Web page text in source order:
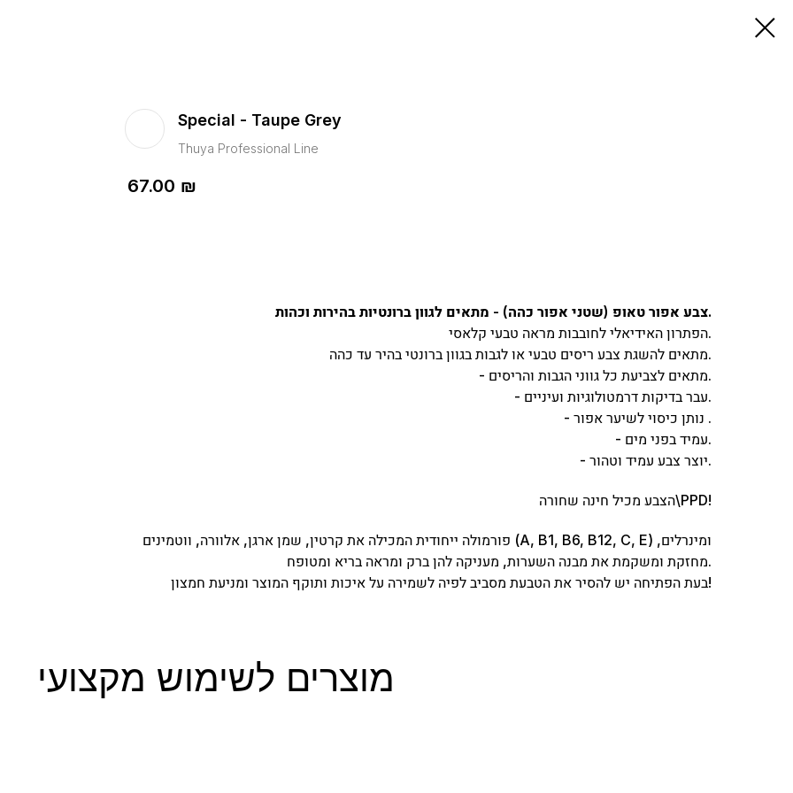
Special - Taupe Grey
Thuya Professional Line
67.00 ₪
צבע אפור טאופ (שטני אפור כהה) - מתאים לגוון ברונטיות בהירות וכהות.
הפתרון האידיאלי לחובבות מראה טבעי קלאסי.
מתאים להשגת צבע ריסים טבעי או לגבות בגוון ברונטי בהיר עד כהה.
- מתאים לצביעת כל גווני הגבות והריסים.
- עבר בדיקות דרמטולוגיות ועיניים.
- נותן כיסוי לשיער אפור .
- עמיד בפני מים.
- יוצר צבע עמיד וטהור.
הצבע מכיל חינה שחורה\PPD!
פורמולה ייחודית המכילה את קרטין, שמן ארגן, אלוורה, ווטמינים (A, B1, B6, B12, C, E) ומינרלים,
מחזקת ומשקמת את מבנה השערות, מעניקה להן ברק ומראה בריא ומטופח.
בעת הפתיחה יש להסיר את הטבעת מסביב לפיה לשמירה על איכות ותוקף המוצר ומניעת חמצון!
מוצרים לשימוש מקצועי